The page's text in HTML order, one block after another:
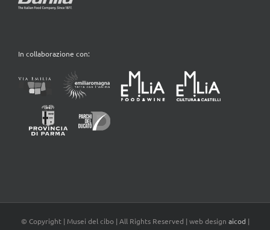
In collaborazione con:
© Copyright | Musei del cibo | All Rights Reserved | web design aicod |